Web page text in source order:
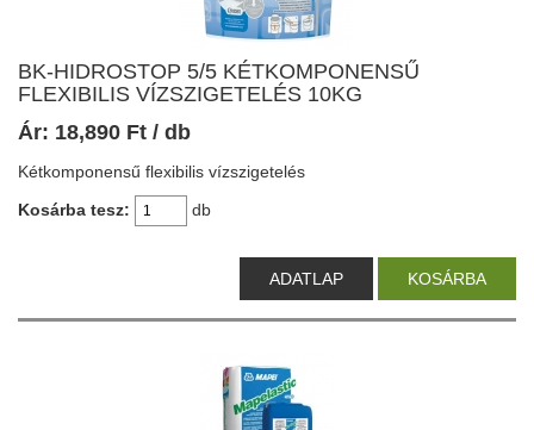
BK-HIDROSTOP 5/5 KÉTKOMPONENSŰ
FLEXIBILIS VÍZSZIGETELÉS 10KG
Ár: 18,890 Ft / db
Kétkomponensű flexibilis vízszigetelés
Kosárba tesz:
db
ADATLAP KOSÁRBA